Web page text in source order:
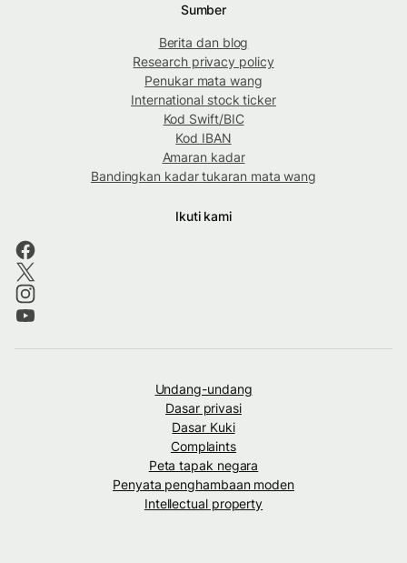
Sumber
Berita dan blog
Research privacy policy
Penukar mata wang
International stock ticker
Kod Swift/BIC
Kod IBAN
Amaran kadar
Bandingkan kadar tukaran mata wang
Ikuti kami
Undang-undang
Dasar privasi
Dasar Kuki
Complaints
Peta tapak negara
Penyata penghambaan moden
Intellectual property